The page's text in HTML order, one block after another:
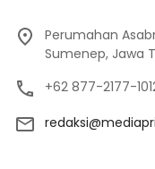
Perumahan
Sumenep, Jawa
+62 877-2177-